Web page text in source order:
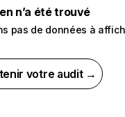
n’a été trouvé
pas de données à
votre audit →